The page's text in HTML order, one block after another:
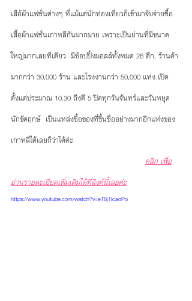
เสือ้ผ้าแฟชั่นต่างๆ ที่แม้แต่นักท่องเที่ยวก็เข้ามาจับจ่ายซื้อ
เสื้อผ้าแฟชั่นเกาหลีกันมากมาย เพราะเป็นย่านที่มีขนาด
ใหญ่มากเลยทีเดียว  มีช้อปปิ้งมอลล์ทั้งหมด 26 ตึก, ร้านค้า
มากกว่า 30,000 ร้าน และโรงงานกว่า 50,000 แห่ง เปิด
ตั้งแต่ประมาณ 10.30 ถึงตี 5 ปิดทุกวันจันทร์และวันหยุด
นักขัตฤกษ์  เป็นแหล่งซื้อของที่ขึ้นชื่ออย่างมากอีกแห่งของ
เกาหลีใต้เลยก็ว่าได้ค่ะ
คลิก เพื่อ
อ่านรายละเอียดเพิ่มเติมได้ที่ลิงค์นี้เลยค่่ะ
https://www.youtube.com/watch?v=eT6j1IcaoPo